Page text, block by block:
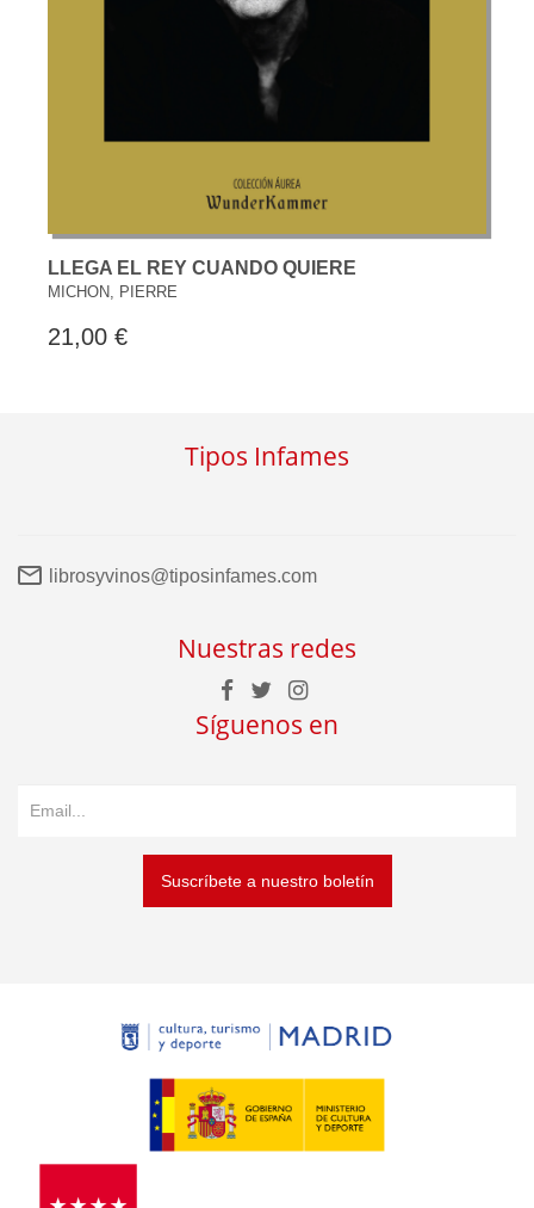
LLEGA EL REY CUANDO QUIERE
MICHON, PIERRE
21,00 €
Tipos Infames
librosyvinos@tiposinfames.com
Nuestras redes
Síguenos en
Suscríbete a nuestro boletín